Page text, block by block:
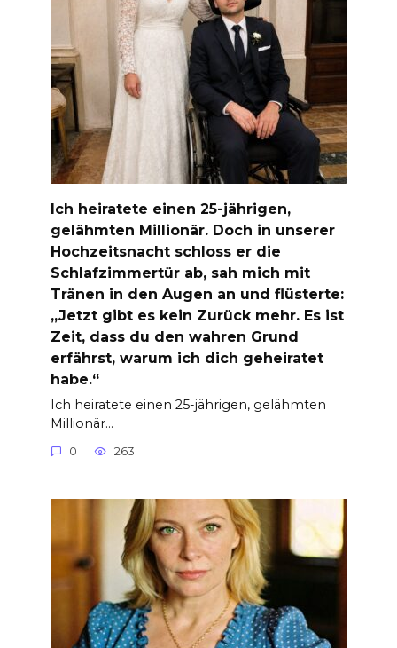
Ich heiratete einen 25-jährigen,
gelähmten Millionär. Doch in unserer
Hochzeitsnacht schloss er die
Schlafzimmertür ab, sah mich mit
Tränen in den Augen an und flüsterte:
„Jetzt gibt es kein Zurück mehr. Es ist
Zeit, dass du den wahren Grund
erfährst, warum ich dich geheiratet
habe.“
Ich heiratete einen 25-jährigen, gelähmten
Millionär…
0 263